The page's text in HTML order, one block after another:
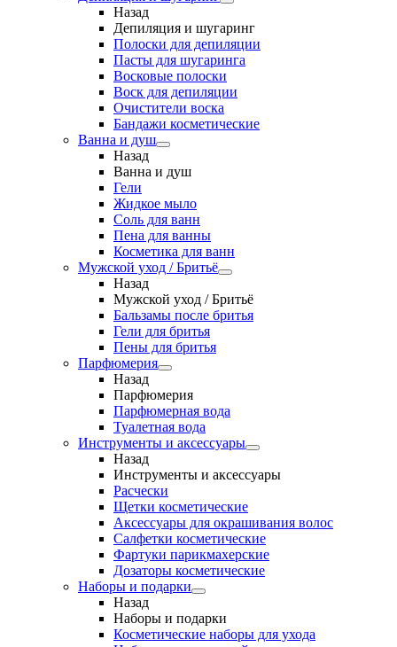
Назад
Депиляция и шугаринг
Полоски для депиляции
Пасты для шугаринга
Восковые полоски
Воск для депиляции
Очистители воска
Бандажи косметические
Ванна и душ
Назад
Ванна и душ
Гели
Жидкое мыло
Соль для ванн
Пена для ванны
Косметика для ванн
Мужской уход / Бритьё
Назад
Мужской уход / Бритьё
Бальзамы после бритья
Гели для бритья
Пены для бритья
Парфюмерия
Назад
Парфюмерия
Парфюмерная вода
Туалетная вода
Инструменты и аксессуары
Назад
Инструменты и аксессуары
Расчески
Щетки косметические
Аксессуары для окрашивания волос
Салфетки косметические
Фартуки парикмахерские
Дозаторы косметические
Наборы и подарки
Назад
Наборы и подарки
Косметические наборы для ухода